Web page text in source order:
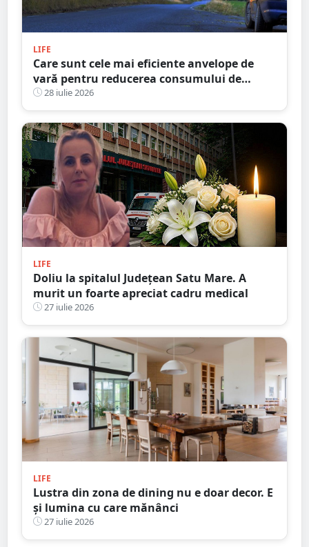
LIFE
Care sunt cele mai eficiente anvelope de
vară pentru reducerea consumului de
combustibil? Recomandări în 2026
28 iulie 2026
LIFE
Doliu la spitalul Județean Satu Mare. A
murit un foarte apreciat cadru medical
27 iulie 2026
LIFE
Lustra din zona de dining nu e doar decor. E
și lumina cu care mănânci
27 iulie 2026